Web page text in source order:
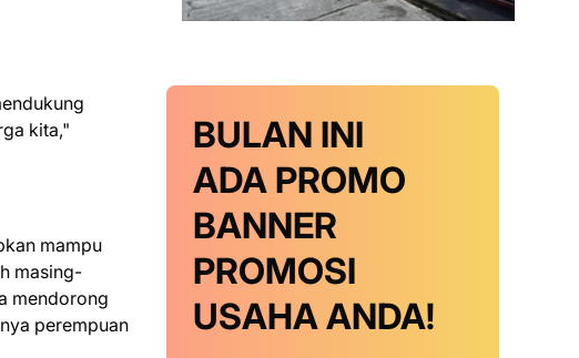
kita,"
mampu
masing-
mendorong
perempuan
BULAN INI
ADA PROMO
BANNER
PROMOSI
USAHA ANDA!